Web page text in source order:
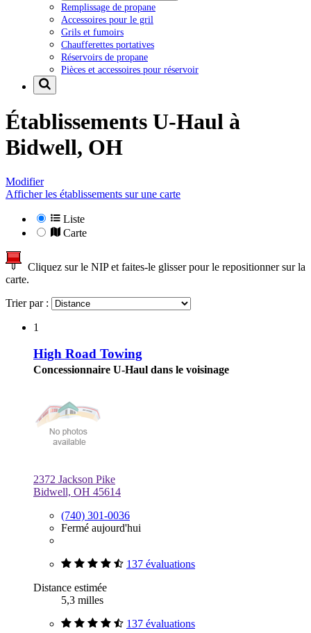
Remplissage de propane
Accessoires pour le gril
Grils et fumoirs
Chaufferettes portatives
Réservoirs de propane
Pièces et accessoires pour réservoir
Établissements U-Haul à
Bidwell, OH
Modifier
Afficher les établissements sur une carte
Liste
Carte
Cliquez sur le NIP et faites-le glisser pour le repositionner sur la
carte.
Trier par :
1
High Road Towing
Concessionnaire U-Haul dans le voisinage
2372 Jackson Pike
Bidwell, OH 45614
(740) 301-0036
Fermé aujourd'hui
137 évaluations
Distance estimée
5,3 milles
137 évaluations